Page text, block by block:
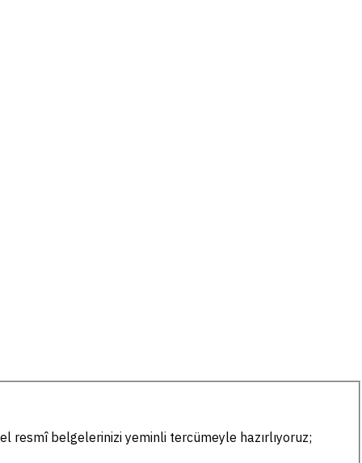
resmî belgelerinizi yeminli tercümeyle hazırlıyoruz;